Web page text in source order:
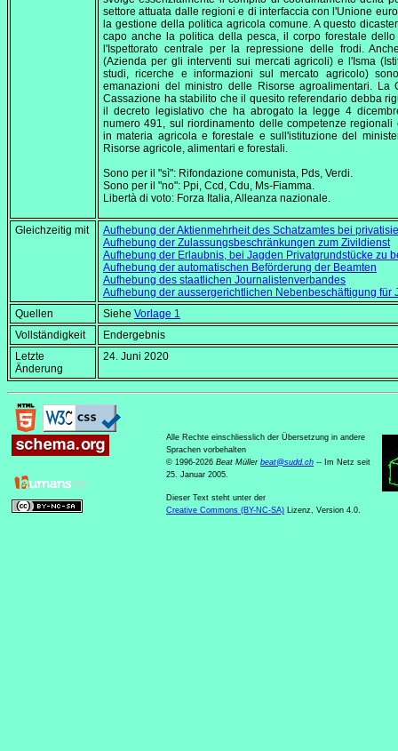
settore attuata dalle regioni e di interfaccia con l'Unione
la gestione della politica agricola comune. A questo
capo anche la politica della pesca, il corpo forestale dello
l'Ispettorato centrale per la repressione delle frodi.
(Azienda per gli interventi sui mercati agricoli) e l'Isma
studi, ricerche e informazioni sul mercato agricolo)
emanazioni del ministro delle Risorse agroalimentari. La
Cassazione ha stabilito che il quesito referendario debba
il decreto legislativo che ha abrogato la legge 4
numero 491, sul riordinamento delle competenze regionali
in materia agricola e forestale e sull'istituzione del
Risorse agricole, alimentari e forestali.
Sono per il "sì": Rifondazione comunista, Pds, Verdi.
Sono per il "no": Ppi, Ccd, Cdu, Ms-Fiamma.
Libertà di voto: Forza Italia, Alleanza nazionale.
Gleichzeitig mit
Aufhebung der Aktienmehrheit des Schatzamtes bei
Aufhebung der Zulassungsbeschränkungen zum Zivildienst
Aufhebung der Erlaubnis, bei Jagden Privatgrundstücke zu
Aufhebung der automatischen Beförderung der Beamten
Aufhebung des staatlichen Journalistenverbandes
Aufhebung der aussergerichtlichen Nebenbeschäftigung für
Quellen
Siehe Vorlage 1
Vollständigkeit
Endergebnis
Letzte
Änderung
24. Juni 2020
Alle Rechte einschliesslich der Übersetzung in andere
Sprachen vorbehalten
© 1996-2026 Beat Müller beat@sudd.ch -- Im Netz seit
25. Januar 2005.
Dieser Text steht unter der
Creative Commons (BY-NC-SA) Lizenz, Version 4.0.